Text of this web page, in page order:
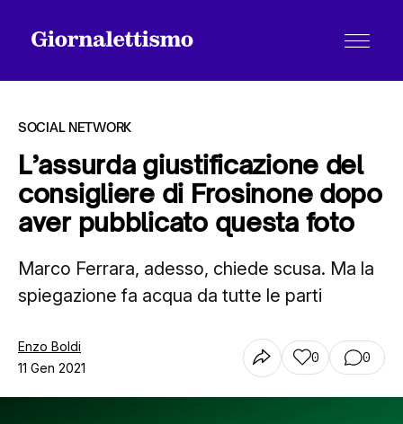
Tutti gli articoli
Chi siamo
Contatti
SOCIAL NETWORK
L’assurda giustificazione del
consigliere di Frosinone dopo
aver pubblicato questa foto
Marco Ferrara, adesso, chiede scusa. Ma la
spiegazione fa acqua da tutte le parti
Enzo Boldi
11 Gen 2021
0 0